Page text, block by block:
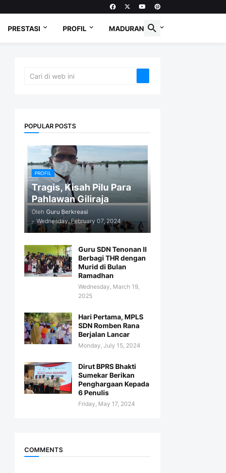
PRESTASI PROFIL MADURANESE
POPULAR POSTS
PROFIL
Tragis, Kisah Pilu Para
Pahlawan Giliraja
Oleh Guru Berkreasi
- Wednesday, February 07, 2024
Guru SDN Tenonan II
Berbagi THR dengan
Murid di Bulan
Ramadhan
Wednesday, March 19,
2025
Hari Pertama, MPLS
SDN Romben Rana
Berjalan Lancar
Monday, July 15, 2024
Dirut BPRS Bhakti
Sumekar Berikan
Penghargaan Kepada
6 Penulis
Friday, May 17, 2024
COMMENTS